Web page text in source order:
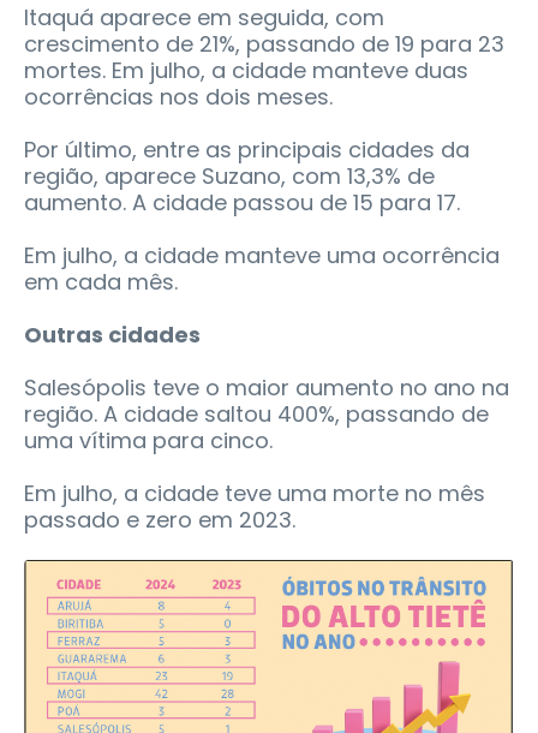
Itaquá aparece em seguida, com
crescimento de 21%, passando de 19 para 23
mortes. Em julho, a cidade manteve duas
ocorrências nos dois meses.
Por último, entre as principais cidades da
região, aparece Suzano, com 13,3% de
aumento. A cidade passou de 15 para 17.
Em julho, a cidade manteve uma ocorrência
em cada mês.
Outras cidades
Salesópolis teve o maior aumento no ano na
região. A cidade saltou 400%, passando de
uma vítima para cinco.
Em julho, a cidade teve uma morte no mês
passado e zero em 2023.